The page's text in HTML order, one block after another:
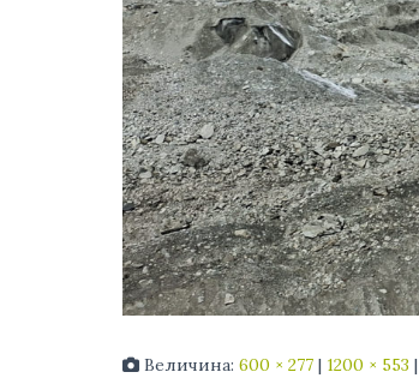
Величина: 600 × 277 | 1200 × 553 |